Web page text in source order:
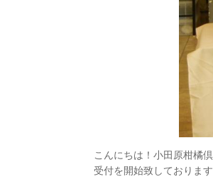
こんにちは！小田原柑橘
受付を開始致しておりま